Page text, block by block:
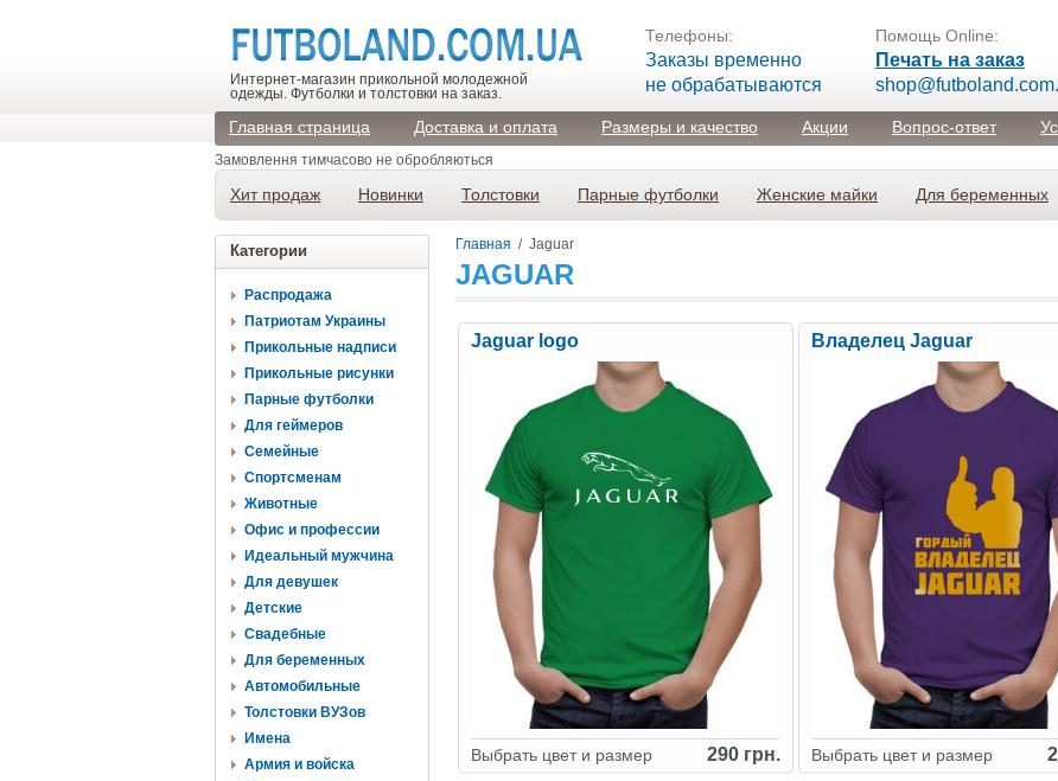
Интернет-магазин прикольной молодежной
одежды. Футболки и толстовки на заказ.
Телефоны:
Заказы временно
не обрабатываются
Помощь Online:
Печать на заказ
Главная страница Доставка и оплата Размеры и качество Акции Вопрос-ответ
Замовлення тимчасово не обробляються
Хит продаж Новинки Толстовки Парные футболки Женские майки Для беременных
Категории
Распродажа
Патриотам Украины
Прикольные надписи
Прикольные рисунки
Парные футболки
Для геймеров
Семейные
Спортсменам
Животные
Офис и профессии
Идеальный мужчина
Для девушек
Детские
Свадебные
Для беременных
Автомобильные
Толстовки ВУЗов
Имена
Армия и войска
Главная / Jaguar
JAGUAR
Jaguar logo
Выбрать цвет и размер 290 грн.
Владелец Jaguar
Выбрать цвет и размер